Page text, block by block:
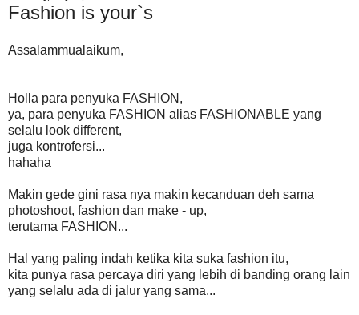
Fashion is your`s
Assalammualaikum,
Holla para penyuka FASHION,
ya, para penyuka FASHION alias FASHIONABLE yang
selalu look different,
juga kontrofersi...
hahaha
Makin gede gini rasa nya makin kecanduan deh sama
photoshoot, fashion dan make - up,
terutama FASHION...
Hal yang paling indah ketika kita suka fashion itu,
kita punya rasa percaya diri yang lebih di banding orang lain
yang selalu ada di jalur yang sama...